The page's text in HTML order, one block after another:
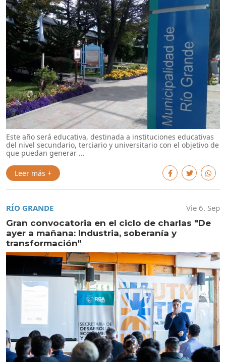
Este año será educativa, destinada a instituciones educativas
del nivel secundario, terciario y universitario con el objetivo de
que puedan generar ...
Leer más +
RÍO GRANDE
Vie 6. Sep
Gran convocatoria en el ciclo de charlas "De
ayer a mañana: Industria, soberanía y
transformación"